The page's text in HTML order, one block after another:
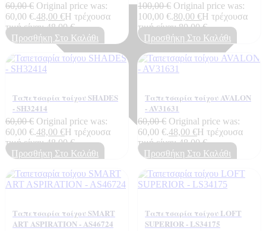
60,00€ Original price was:
60,00 €.48,00 €Η τρέχουσα
τιμή είναι: 48,00 €.
Προσθήκη Στο Καλάθι
100,00€ Original price was:
100,00 €.80,00 €Η τρέχουσα
τιμή είναι: 80,00 €.
Προσθήκη Στο Καλάθι
Ταπετσαρία τοίχου SHADES
- SH32414
60,00€ Original price was:
60,00 €.48,00 €Η τρέχουσα
τιμή είναι: 48,00 €.
Προσθήκη Στο Καλάθι
Ταπετσαρία τοίχου AVALON
- AV31631
60,00€ Original price was:
60,00 €.48,00 €Η τρέχουσα
τιμή είναι: 48,00 €.
Προσθήκη Στο Καλάθι
Ταπετσαρία τοίχου SMART
ART ASPIRATION - AS46724
Ταπετσαρία τοίχου LOFT
SUPERIOR - LS34175